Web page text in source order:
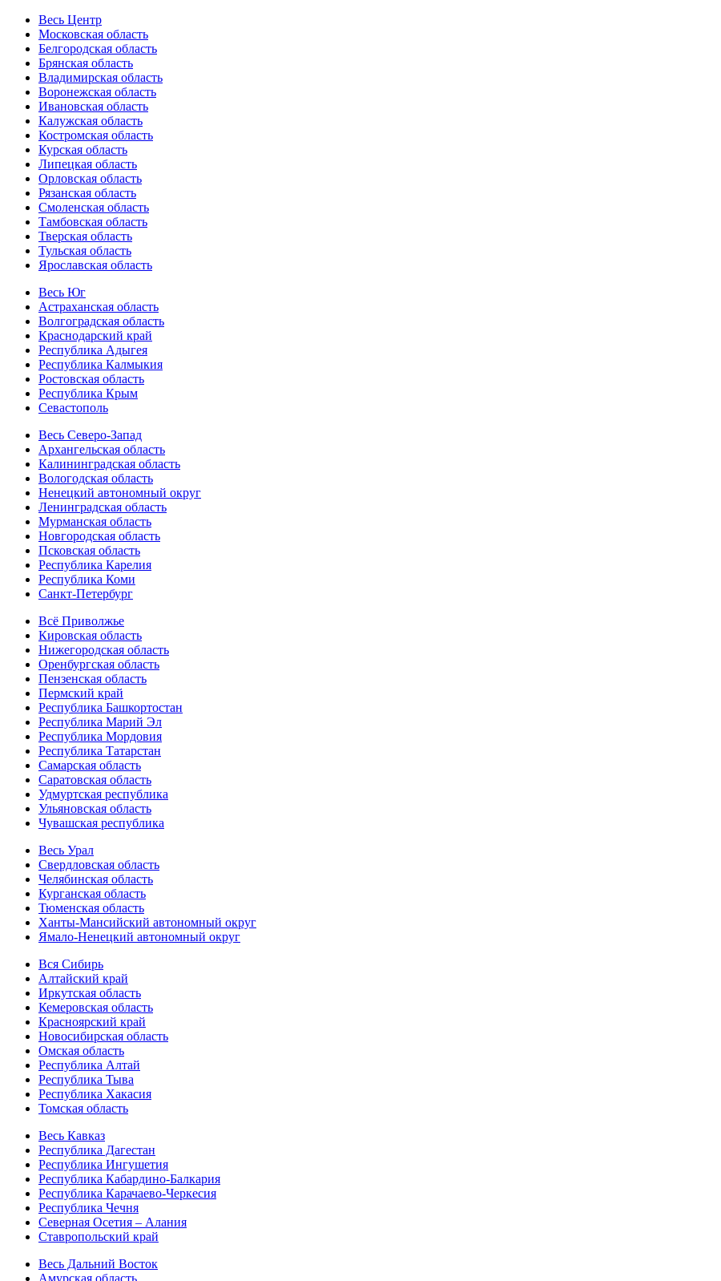
Весь Центр
Московская область
Белгородская область
Брянская область
Владимирская область
Воронежская область
Ивановская область
Калужская область
Костромская область
Курская область
Липецкая область
Орловская область
Рязанская область
Смоленская область
Тамбовская область
Тверская область
Тульская область
Ярославская область
Весь Юг
Астраханская область
Волгоградская область
Краснодарский край
Республика Адыгея
Республика Калмыкия
Ростовская область
Республика Крым
Севастополь
Весь Северо-Запад
Архангельская область
Калининградская область
Вологодская область
Ненецкий автономный округ
Ленинградская область
Мурманская область
Новгородская область
Псковская область
Республика Карелия
Республика Коми
Санкт-Петербург
Всё Приволжье
Кировская область
Нижегородская область
Оренбургская область
Пензенская область
Пермский край
Республика Башкортостан
Республика Марий Эл
Республика Мордовия
Республика Татарстан
Самарская область
Саратовская область
Удмуртская республика
Ульяновская область
Чувашская республика
Весь Урал
Свердловская область
Челябинская область
Курганская область
Тюменская область
Ханты-Мансийский автономный округ
Ямало-Ненецкий автономный округ
Вся Сибирь
Алтайский край
Иркутская область
Кемеровская область
Красноярский край
Новосибирская область
Омская область
Республика Алтай
Республика Тыва
Республика Хакасия
Томская область
Весь Кавказ
Республика Дагестан
Республика Ингушетия
Республика Кабардино-Балкария
Республика Карачаево-Черкесия
Республика Чечня
Северная Осетия – Алания
Ставропольский край
Весь Дальний Восток
Амурская область